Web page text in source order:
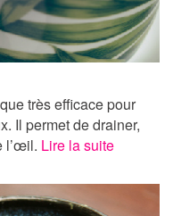
très efficace pour
Il permet de drainer,
l’œil. Lire la suite